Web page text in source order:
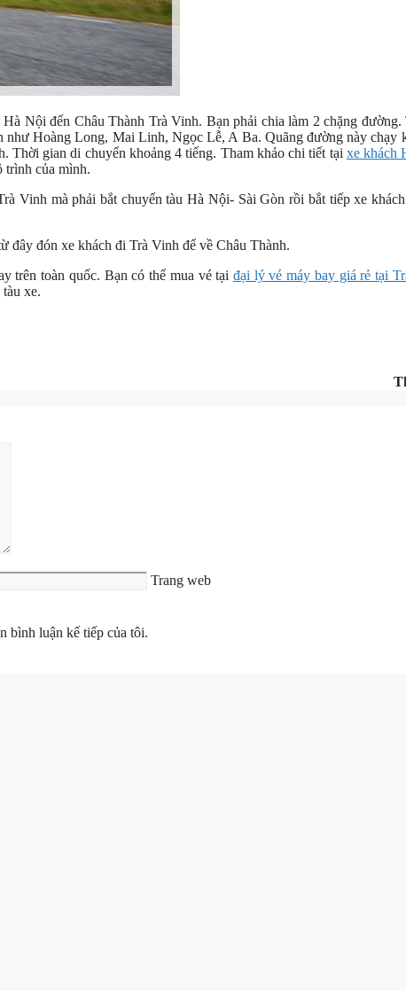
Nội đến Châu Thành Trà Vinh. Bạn phải chia làm 2 chặng
Hoàng Long, Mai Linh, Ngọc Lễ, A Ba. Quãng đường này chạy
Thời gian di chuyển khoảng 4 tiếng. Tham khảo chi tiết tại xe khách
trình của mình.
Vinh mà phải bắt chuyến tàu Hà Nội- Sài Gòn rồi bắt tiếp xe
đây đón xe khách đi Trà Vinh để về Châu Thành.
trên toàn quốc. Bạn có thể mua vé tạiđại lý vé máy bay giá rẻ tại
xe.
Trang web
bình luận kế tiếp của tôi.